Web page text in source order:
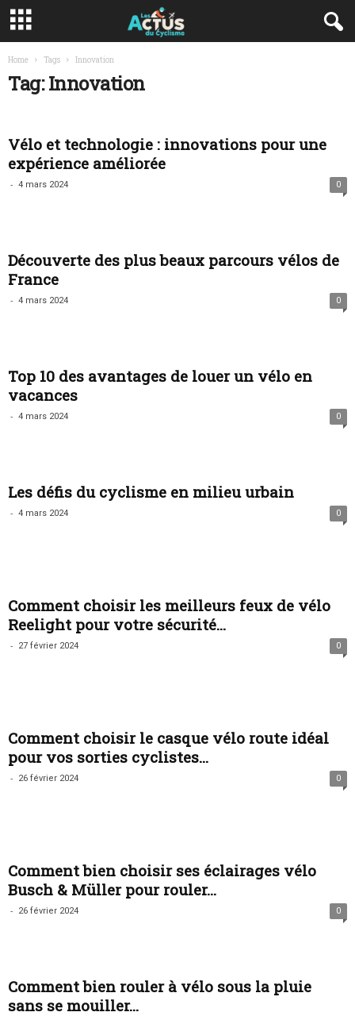
Home Tags Innovation
Tag: Innovation
Vélo et technologie : innovations pour une
expérience améliorée
- 4 mars 2024 0
Découverte des plus beaux parcours vélos de
France
- 4 mars 2024 0
Top 10 des avantages de louer un vélo en
vacances
- 4 mars 2024 0
Les défis du cyclisme en milieu urbain
- 4 mars 2024 0
Comment choisir les meilleurs feux de vélo
Reelight pour votre sécurité...
- 27 février 2024 0
Comment choisir le casque vélo route idéal
pour vos sorties cyclistes...
- 26 février 2024 0
Comment bien choisir ses éclairages vélo
Busch & Müller pour rouler...
- 26 février 2024 0
Comment bien rouler à vélo sous la pluie
sans se mouiller...